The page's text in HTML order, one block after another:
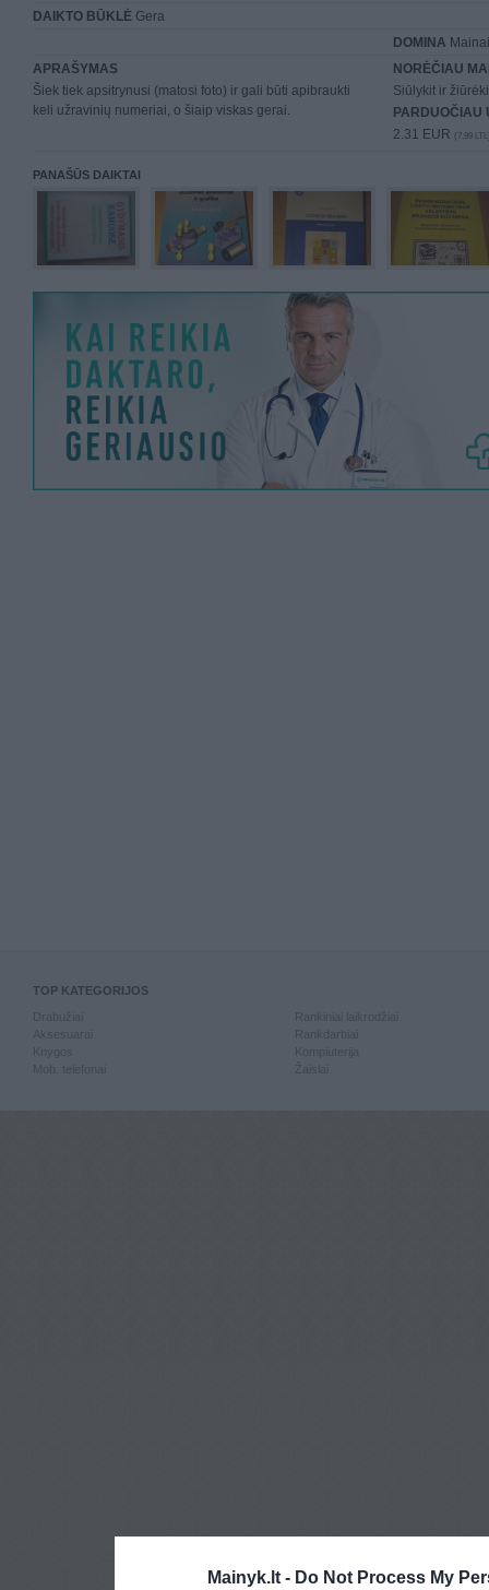
Mainyk.lt - Do Not Process My
DAIKTO BŪKLĖ Gera
DOMINA
APRAŠYMAS
Šiek tiek apsitrynusi (matosi foto) ir gali būti apibraukti
keli užravinių numeriai, o šiaip viskas gerai.
NORĖČIAU
Siūlykit ir
PARDUOČIAU
2.31 EUR (7,99
PANAŠŪS DAIKTAI
TOP KATEGORIJOS
Knygos
Mob. telefonai
Kompiuterija
Žaislai